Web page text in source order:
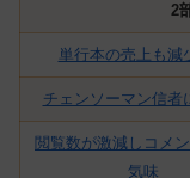
2
単行本の売上も減
チェンソーマン信者
閲覧数が激減しコメ
気味